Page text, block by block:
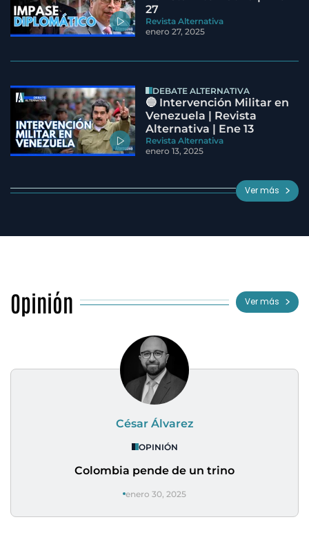
27
Revista Alternativa
enero 27, 2025
DEBATE ALTERNATIVA
🔵 Intervención Militar en
Venezuela | Revista
Alternativa | Ene 13
Revista Alternativa
enero 13, 2025
Ver más
Opinión Ver más
César Álvarez
OPINIÓN
Colombia pende de un trino
enero 30, 2025